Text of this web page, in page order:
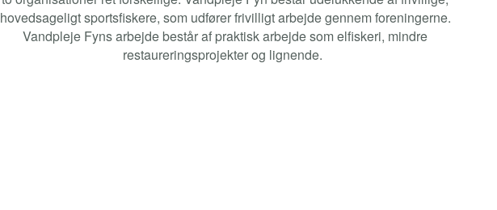
hovedsageligt sportsfiskere, som udfører frivilligt arbejde gennem foreningerne.
Vandpleje Fyns arbejde består af praktisk arbejde som elfiskeri, mindre
restaureringsprojekter og lignende.